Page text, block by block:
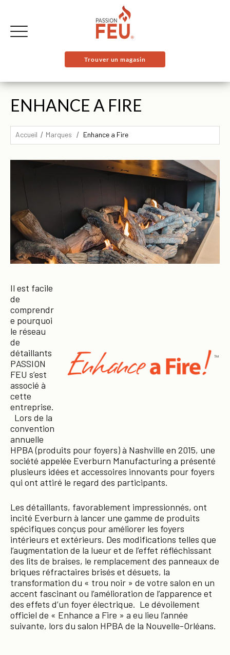
Trouver un magasin
ENHANCE A FIRE
Accueil Marques Enhance a Fire
Il est facile
de
comprendr
e pourquoi
le réseau
de
détaillants
PASSION
FEU s’est
associé à
cette
entreprise.
Lors de la
convention
annuelle
HPBA (produits pour foyers) à Nashville en 2015, une
société appelée Everburn Manufacturing a présenté
plusieurs idées et accessoires innovants pour foyers
qui ont attiré le regard des participants.
Les détaillants, favorablement impressionnés, ont
incité Everburn à lancer une gamme de produits
spécifiques conçus pour améliorer les foyers
intérieurs et extérieurs. Des modifications telles que
l’augmentation de la lueur et de l’effet réfléchissant
des lits de braises, le remplacement des panneaux de
briques réfractaires brisés et désuets, la
transformation du « trou noir » de votre salon en un
accent fascinant ou l’amélioration de l’apparence et
des effets d’un foyer électrique. Le dévoilement
officiel de « Enhance a Fire » a eu lieu l’année
suivante, lors du salon HPBA de la Nouvelle-Orléans.